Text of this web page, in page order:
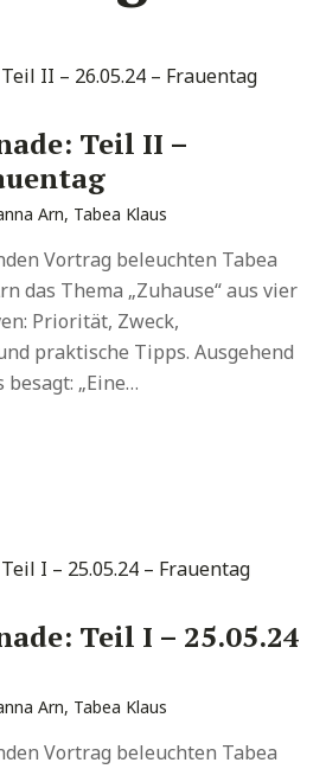
Teil II –
Arn, Tabea Klaus
Vortrag beleuchten Tabea
das Thema „Zuhause“ aus vier
Priorität, Zweck,
praktische Tipps. Ausgehend
besagt: „Eine…
Teil I – 25.05.24
Arn, Tabea Klaus
Vortrag beleuchten Tabea